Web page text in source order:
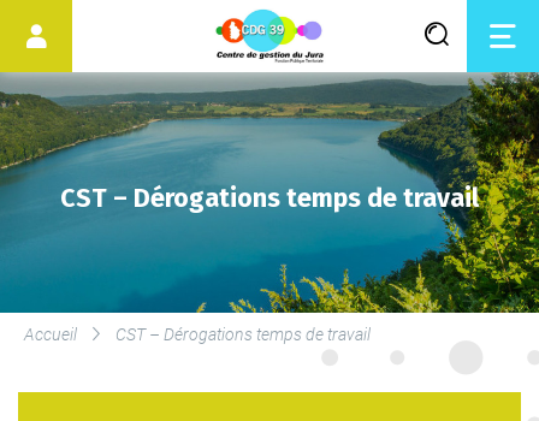
LES SERVICES DU CDG
CST – Dérogations temps de travail
Accueil CST – Dérogations temps de travail